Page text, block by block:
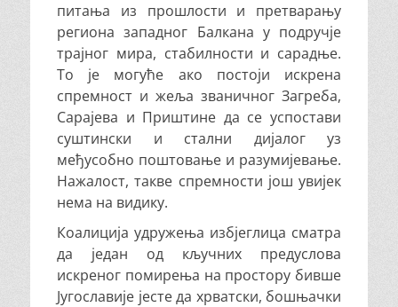
питања из прошлости и претварању
региона западног Балкана у подручје
трајног мира, стабилности и сарадње.
То је могуће ако постоји искрена
спремност и жеља званичног Загреба,
Сарајева и Приштине да се успостави
суштински и стални дијалог уз
међусобно поштовање и разумијевање.
Нажалост, такве спремности још увијек
нема на видику.
Коалиција удружења избјеглица сматра
да један од кључних предуслова
искреног помирења на простору бивше
Југославије јесте да хрватски, бошњачки